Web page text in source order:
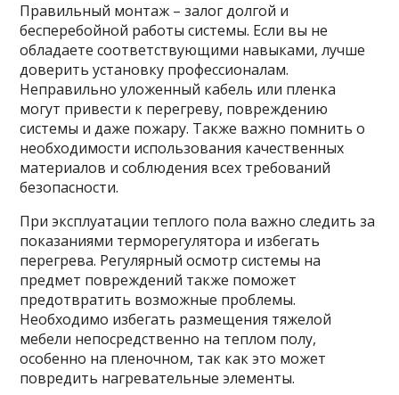
Правильный монтаж – залог долгой и
бесперебойной работы системы. Если вы не
обладаете соответствующими навыками, лучше
доверить установку профессионалам.
Неправильно уложенный кабель или пленка
могут привести к перегреву, повреждению
системы и даже пожару. Также важно помнить о
необходимости использования качественных
материалов и соблюдения всех требований
безопасности.
При эксплуатации теплого пола важно следить за
показаниями терморегулятора и избегать
перегрева. Регулярный осмотр системы на
предмет повреждений также поможет
предотвратить возможные проблемы.
Необходимо избегать размещения тяжелой
мебели непосредственно на теплом полу,
особенно на пленочном, так как это может
повредить нагревательные элементы.